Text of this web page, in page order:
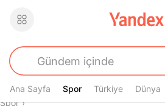
Ana Sayfa Spor
Spor Türkiye Dünya
Buradasın
Spor›